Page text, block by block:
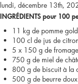
lundi, décembre 13th,
INGRÉDIENTS pour 100
11 kg de pomme
100 cl de jus de
5 x 150 g de
750 g de miel de
800 g de biscuit à la
500 g de beurre